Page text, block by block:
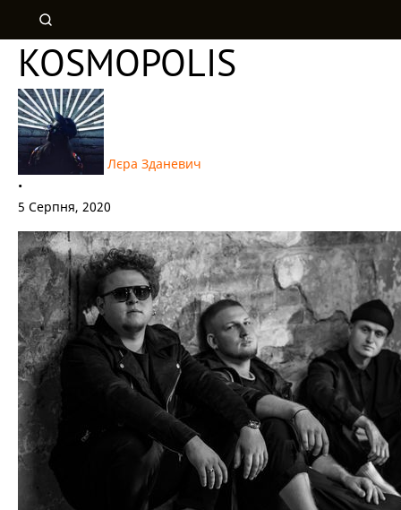
KOSMOPOLIS
Лєра Зданевич
•
5 Серпня, 2020